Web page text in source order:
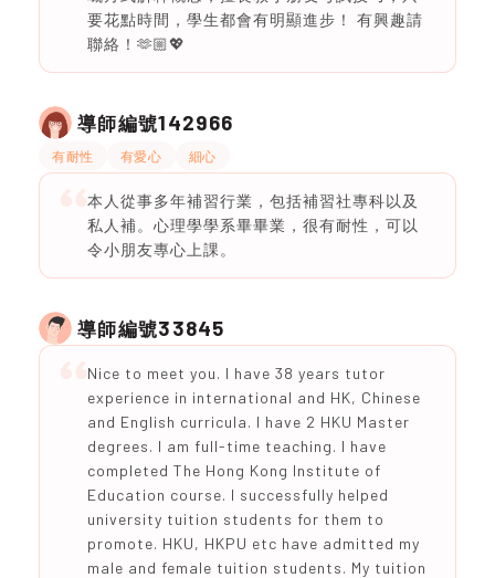
要花點時間，學生都會有明顯進步！ 有興趣請
聯絡！🫶🏼💖
導師編號142966
有耐性 有愛心 細心
本人從事多年補習行業，包括補習社專科以及
私人補。心理學學系畢畢業，很有耐性，可以
令小朋友專心上課。
導師編號33845
Nice to meet you. I have 38 years tutor
experience in international and HK, Chinese
and English curricula. I have 2 HKU Master
degrees. I am full-time teaching. I have
completed The Hong Kong Institute of
Education course. I successfully helped
university tuition students for them to
promote. HKU, HKPU etc have admitted my
male and female tuition students. My tuition